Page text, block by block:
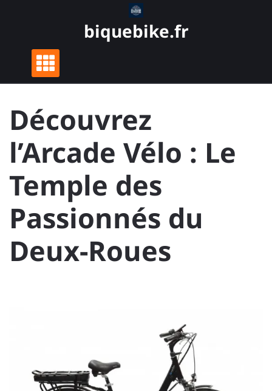
biquebike.fr
Découvrez
l’Arcade Vélo : Le
Temple des
Passionnés du
Deux-Roues